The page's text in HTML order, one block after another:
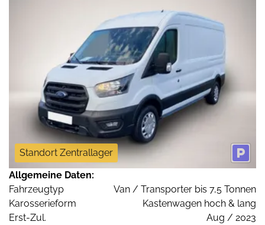
Standort Zentrallager
Allgemeine Daten:
Fahrzeugtyp
Van / Transporter bis 7,5 Tonnen
Karosserieform
Kastenwagen hoch & lang
Erst-Zul.
Aug / 2023